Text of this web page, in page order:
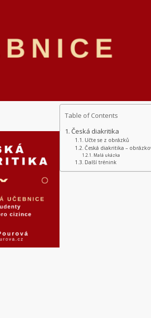
Table of Contents
Česká diakritika
Učte se z obrázků
Česká diakritika –
Malá ukázka
Další trénink